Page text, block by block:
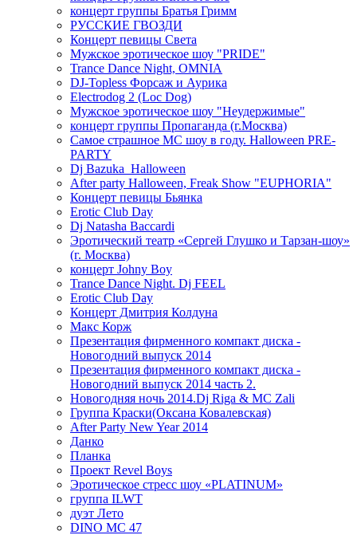
концерт группы Братья Гримм
РУССКИЕ ГВОЗДИ
Концерт певицы Света
Мужское эротическое шоу "PRIDE"
Trance Dance Night, OMNIA
DJ-Topless Форсаж и Аурика
Electrodog 2 (Loc Dog)
Мужское эротическое шоу "Неудержимые"
концерт группы Пропаганда (г.Москва)
Самое страшное МС шоу в году. Halloween PRE-
PARTY
Dj Bazuka_Halloween
After party Halloween, Freak Show "EUPHORIA"
Концерт певицы Бьянка
Erotic Club Day
Dj Natasha Baccardi
Эротический театр «Сергей Глушко и Тарзан-шоу»
(г. Москва)
концерт Johny Boy
Trance Dance Night. Dj FEEL
Erotic Club Day
Концерт Дмитрия Колдуна
Макс Корж
Презентация фирменного компакт диска -
Новогодний выпуск 2014
Презентация фирменного компакт диска -
Новогодний выпуск 2014 часть 2.
Новогодняя ночь 2014.Dj Riga & MC Zali
Группа Краски(Оксана Ковалевская)
After Party New Year 2014
Данко
Планка
Проект Revel Boys
Эротическое стресс шоу «PLATINUM»
группа ILWT
дуэт Лето
DINO MC 47